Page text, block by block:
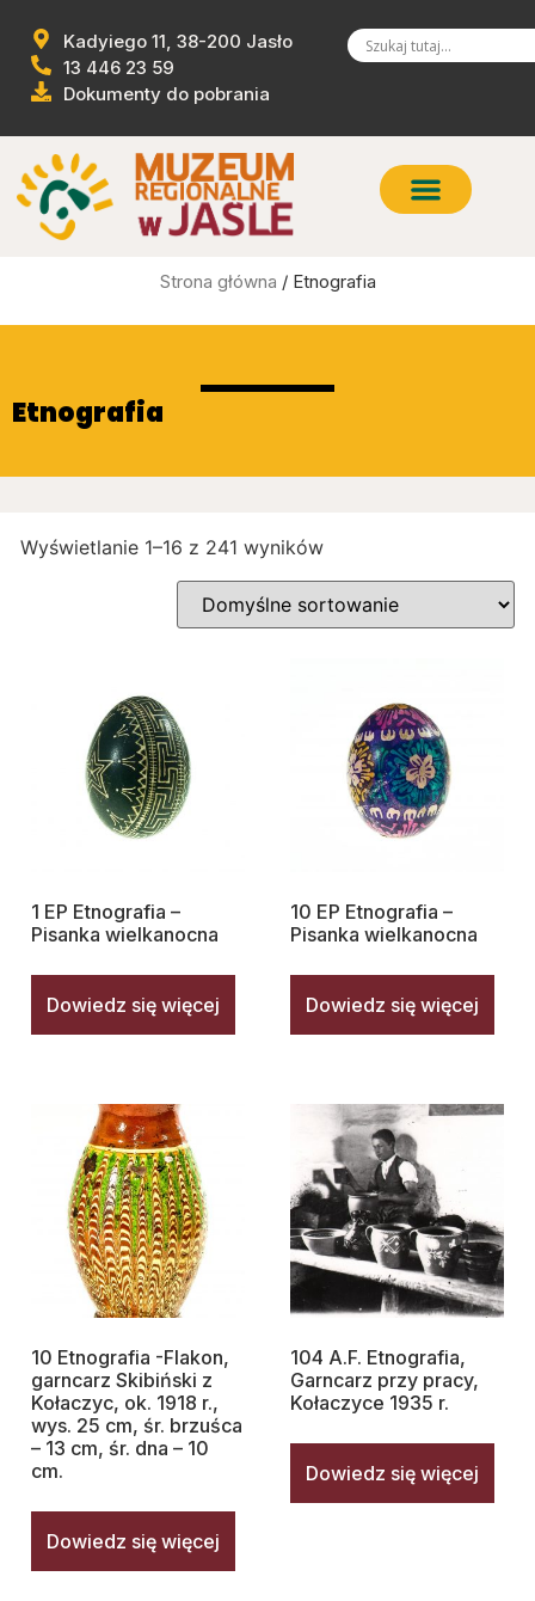
Kadyiego 11, 38-200 Jasło
13 446 23 59
Dokumenty do pobrania
Strona główna / Etnografia
Etnografia
Wyświetlanie 1–16 z 241 wyników
1 EP Etnografia –
Pisanka wielkanocna
Dowiedz się więcej
10 EP Etnografia –
Pisanka wielkanocna
Dowiedz się więcej
10 Etnografia -Flakon,
garncarz Skibiński z
Kołaczyc, ok. 1918 r.,
wys. 25 cm, śr. brzuśca
– 13 cm, śr. dna – 10
cm.
Dowiedz się więcej
104 A.F. Etnografia,
Garncarz przy pracy,
Kołaczyce 1935 r.
Dowiedz się więcej